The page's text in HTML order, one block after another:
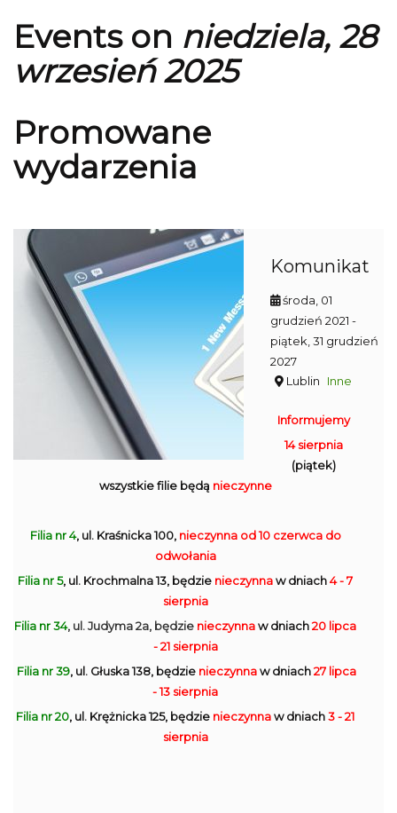
Events on niedziela, 28
wrzesień 2025
Promowane
wydarzenia
Komunikat
środa, 01
grudzień 2021 -
piątek, 31 grudzień
2027
Lublin
Inne
Informujemy
14 sierpnia
(piątek)
wszystkie filie będą nieczynne
Filia nr 4, ul. Kraśnicka 100, nieczynna od 10 czerwca do
odwołania
Filia nr 5, ul. Krochmalna 13, będzie nieczynnaw dniach4 - 7
sierpnia
Filia nr 34, ul. Judyma 2a, będzie nieczynnaw dniach20 lipca
- 21 sierpnia
Filia nr 39, ul. Głuska 138, będzie nieczynnaw dniach27 lipca
- 13 sierpnia
Filia nr 20, ul. Krężnicka 125, będzie nieczynnaw dniach3 - 21
sierpnia